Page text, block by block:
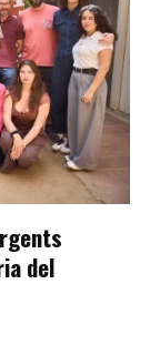
del